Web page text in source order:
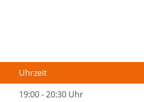
Uhrzeit
19:00 - 20:30 Uhr